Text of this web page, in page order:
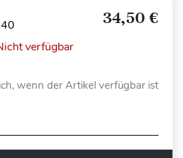
34,50 €
verfügbar
wenn der Artikel verfügbar ist